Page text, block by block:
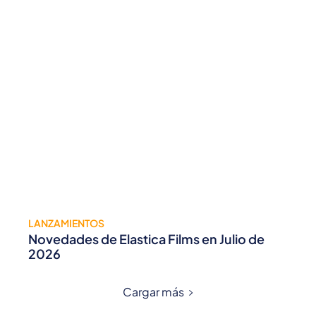
LANZAMIENTOS
Novedades de Elastica Films en Julio de
2026
Cargar más